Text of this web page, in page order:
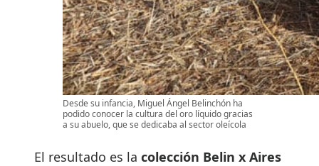
Desde su infancia, Miguel Ángel Belinchón ha
podido conocer la cultura del oro líquido gracias
a su abuelo, que se dedicaba al sector oleícola
El resultado es la colección Belin x Aires